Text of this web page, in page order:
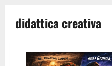
didattica creativa